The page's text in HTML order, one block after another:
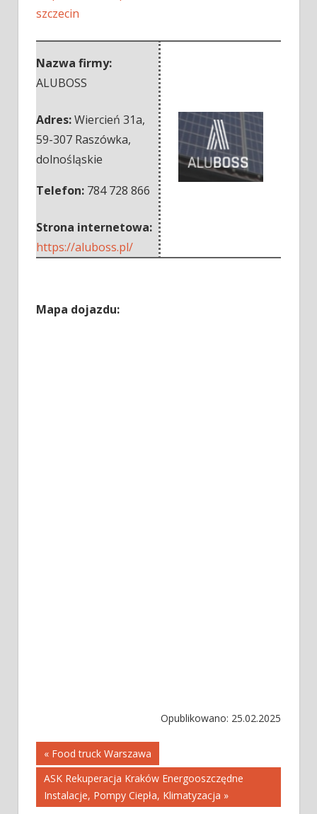
szczecin
Nazwa firmy:
ALUBOSS
Adres:Wiercień 31a,
59-307 Raszówka,
dolnośląskie
Telefon: 784 728 866
Strona internetowa:
https://aluboss.pl/
Mapa dojazdu:
Opublikowano: 25.02.2025
Nawigacja
wpisu
« Food truck Warszawa
ASK Rekuperacja Kraków Energooszczędne
Instalacje, Pompy Ciepła, Klimatyzacja »